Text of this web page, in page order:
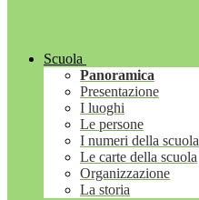
Scuola
Panoramica
Presentazione
I luoghi
Le persone
I numeri della scuola
Le carte della scuola
Organizzazione
La storia